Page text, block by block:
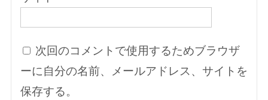
次回のコメントで使用するためブラウザ
ーに自分の名前、メールアドレス、サイトを
保存する。